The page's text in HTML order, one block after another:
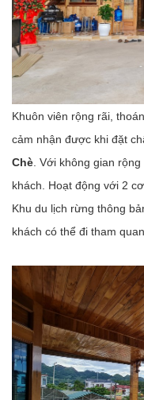
Khuôn viên rộng rãi,
cảm nhận được khi đặt
Chè . Với không gian
khách. Hoạt động với 2
Khu du lịch rừng thông
khách có thể đi tham